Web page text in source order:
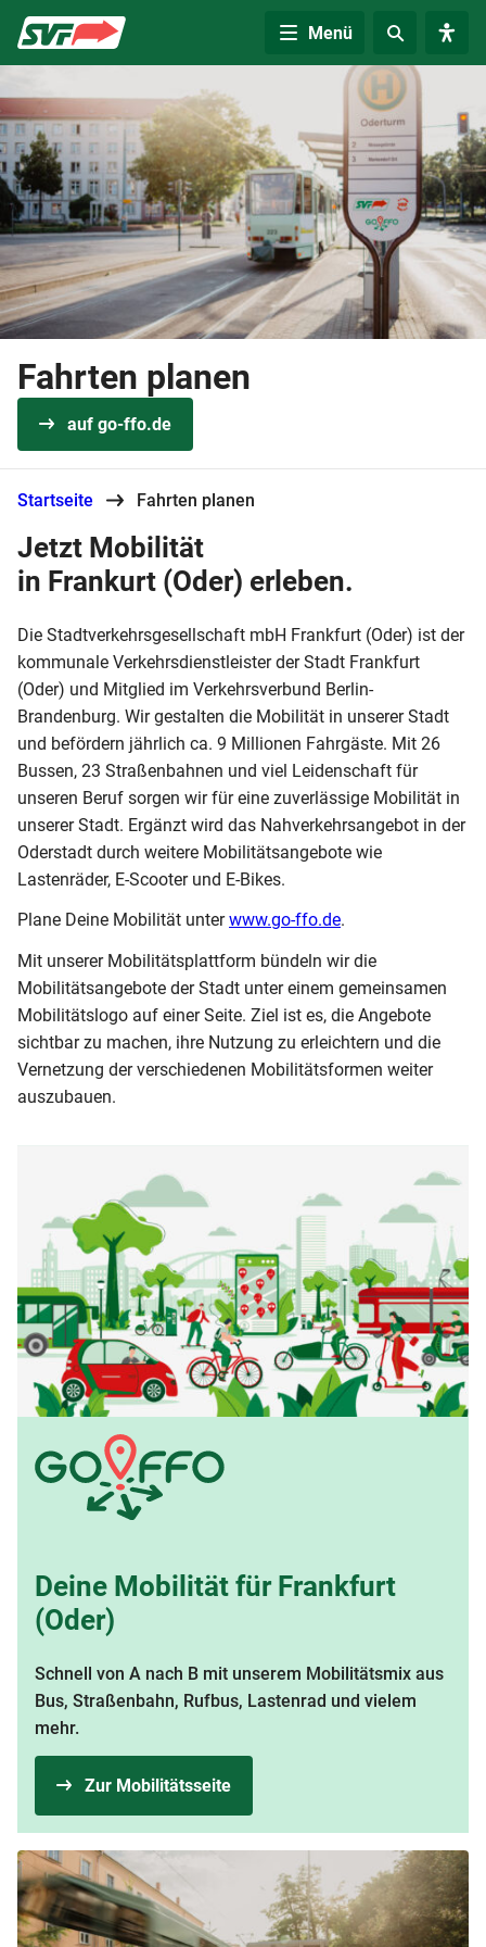
Zur Startseite Menü
Fahrten planen
auf go-ffo.de
Startseite Fahrten planen
Jetzt Mobilität
in Frankurt (Oder) erleben.
Die Stadtverkehrsgesellschaft mbH Frankfurt (Oder) ist der
kommunale Verkehrsdienstleister der Stadt Frankfurt
(Oder) und Mitglied im Verkehrsverbund Berlin-
Brandenburg. Wir gestalten die Mobilität in unserer Stadt
und befördern jährlich ca. 9 Millionen Fahrgäste. Mit 26
Bussen, 23 Straßenbahnen und viel Leidenschaft für
unseren Beruf sorgen wir für eine zuverlässige Mobilität in
unserer Stadt. Ergänzt wird das Nahverkehrsangebot in der
Oderstadt durch weitere Mobilitätsangebote wie
Lastenräder, E-Scooter und E-Bikes.
Plane Deine Mobilität unterwww.go-ffo.de.
Mit unserer Mobilitätsplattform bündeln wir die
Mobilitätsangebote der Stadt unter einem gemeinsamen
Mobilitätslogo auf einer Seite. Ziel ist es, die Angebote
sichtbar zu machen, ihre Nutzung zu erleichtern und die
Vernetzung der verschiedenen Mobilitätsformen weiter
auszubauen.
Deine Mobilität für Frankfurt
(Oder)
Schnell von A nach B mit unserem Mobilitätsmix aus
Bus, Straßenbahn, Rufbus, Lastenrad und vielem
mehr.
Zur Mobilitätsseite